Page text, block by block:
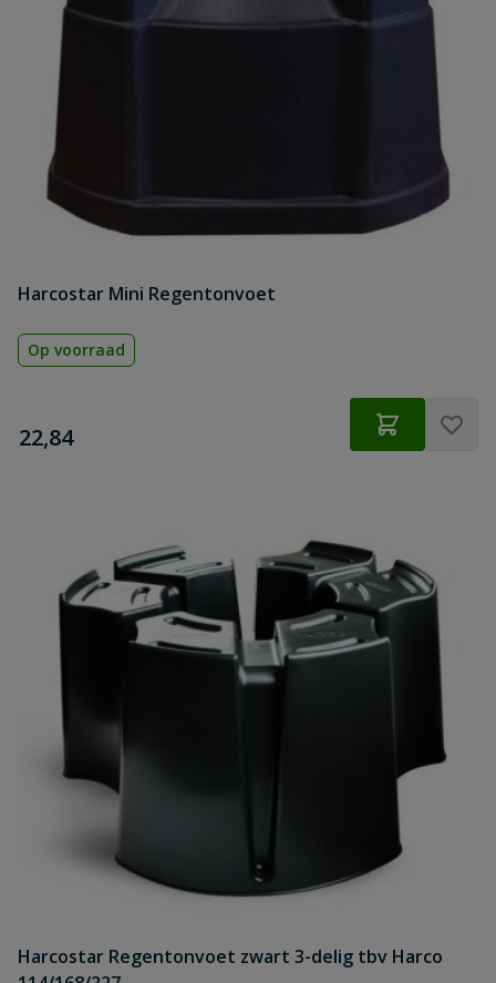
Harcostar Mini Regentonvoet
Op voorraad
€
22,84
Harcostar Regentonvoet zwart 3-delig tbv Harco